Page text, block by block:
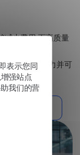
表示您同
强站点
我们的营
减少费用,而高质量
,增强决策能力并可